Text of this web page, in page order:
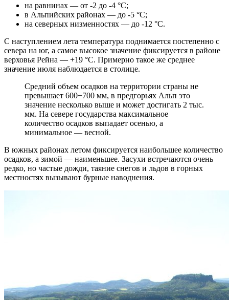
на равнинах — от -2 до -4 °C;
в Альпийских районах — до -5 °C;
на северных низменностях — до -12 °C.
С наступлением лета температура поднимается постепенно с
севера на юг, а самое высокое значение фиксируется в районе
верховья Рейна — +19 °C. Примерно такое же среднее
значение июля наблюдается в столице.
Средний объем осадков на территории страны не
превышает 600−700 мм, в предгорьях Альп это
значение несколько выше и может достигать 2 тыс.
мм. На севере государства максимальное
количество осадков выпадает осенью, а
минимальное — весной.
В южных районах летом фиксируется наибольшее количество
осадков, а зимой — наименьшее. Засухи встречаются очень
редко, но частые дожди, таяние снегов и льдов в горных
местностях вызывают бурные наводнения.